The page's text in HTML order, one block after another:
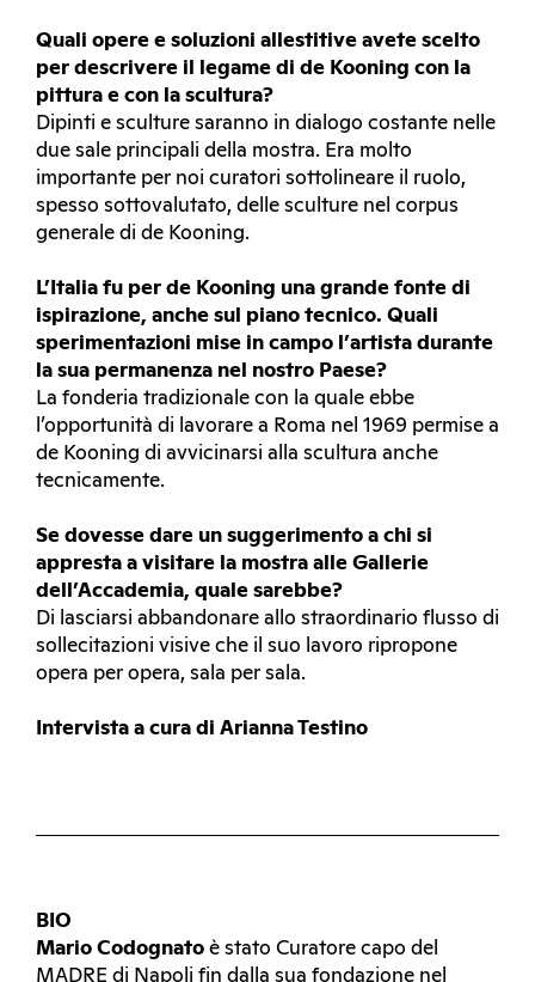
Quali opere e soluzioni allestitive avete scelto
per descrivere il legame di de Kooning con la
pittura e con la scultura?
Dipinti e sculture saranno in dialogo costante nelle
due sale principali della mostra. Era molto
importante per noi curatori sottolineare il ruolo,
spesso sottovalutato, delle sculture nel corpus
generale di de Kooning.
L’Italia fu per de Kooning una grande fonte di
ispirazione, anche sul piano tecnico. Quali
sperimentazioni mise in campo l’artista durante
la sua permanenza nel nostro Paese?
La fonderia tradizionale con la quale ebbe
l’opportunità di lavorare a Roma nel 1969 permise a
de Kooning di avvicinarsi alla scultura anche
tecnicamente.
Se dovesse dare un suggerimento a chi si
appresta a visitare la mostra alle Gallerie
dell’Accademia, quale sarebbe?
Di lasciarsi abbandonare allo straordinario flusso di
sollecitazioni visive che il suo lavoro ripropone
opera per opera, sala per sala.
Intervista a cura di Arianna Testino
BIO
Mario Codognato è stato Curatore capo del
MADRE di Napoli fin dalla sua fondazione nel